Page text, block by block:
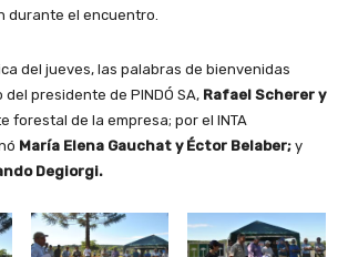
durante el encuentro.
del jueves, las palabras de bienvenidas
presidente de PINDÓ SA, Rafael Scherer y
forestal de la empresa; por el INTA
María Elena Gauchat y Éctor Belaber; y
Degiorgi.